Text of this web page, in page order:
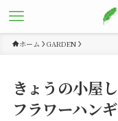
ホーム GARDEN
きょうの小屋
フラワーハン